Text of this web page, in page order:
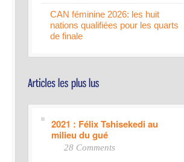
CAN féminine 2026: les huit
nations qualifiées pour les quarts
de finale
2021 : Félix Tshisekedi au
milieu du gué
28 Comments